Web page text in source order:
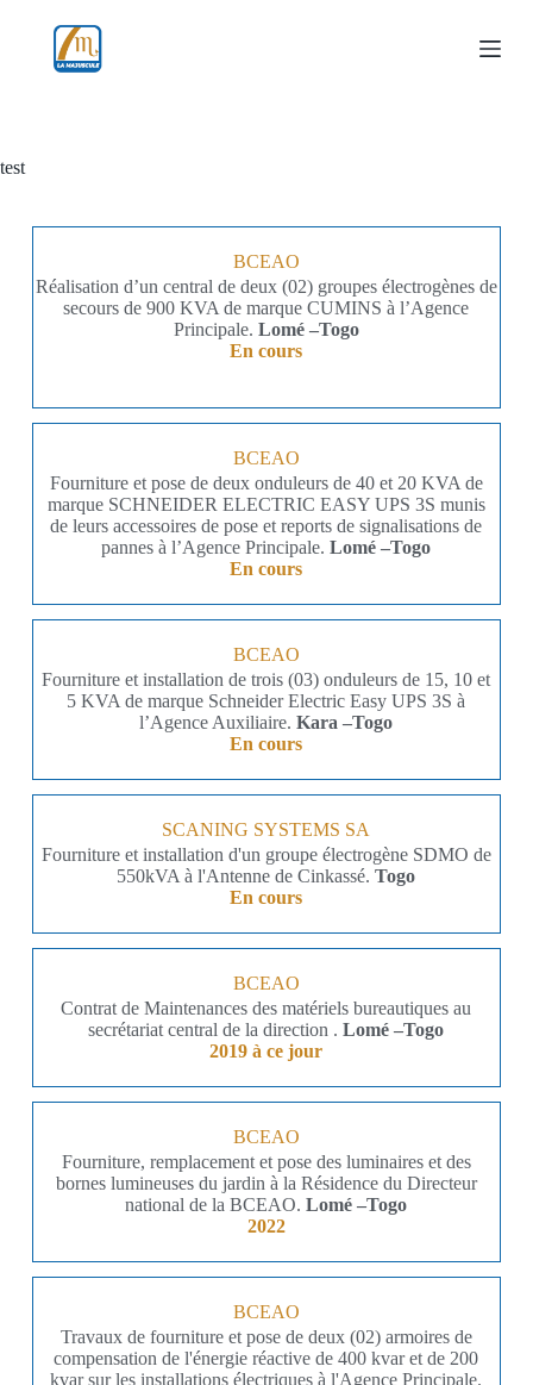
u
test
BCEAO
Réalisation d’un central de deux (02) groupes électrogènes de
secours de 900 KVA de marque CUMINS à l’Agence
Principale. Lomé –Togo
En cours
BCEAO
Fourniture et pose de deux onduleurs de 40 et 20 KVA de
marque SCHNEIDER ELECTRIC EASY UPS 3S munis
de leurs accessoires de pose et reports de signalisations de
pannes à l’Agence Principale. Lomé –Togo
En cours
BCEAO
Fourniture et installation de trois (03) onduleurs de 15, 10 et
5 KVA de marque Schneider Electric Easy UPS 3S à
l’Agence Auxiliaire. Kara –Togo
En cours
SCANING SYSTEMS SA
Fourniture et installation d'un groupe électrogène SDMO de
550kVA à l'Antenne de Cinkassé. Togo
En cours
BCEAO
Contrat de Maintenances des matériels bureautiques au
secrétariat central de la direction . Lomé –Togo
2019 à ce jour
BCEAO
Fourniture, remplacement et pose des luminaires et des
bornes lumineuses du jardin à la Résidence du Directeur
national de la BCEAO. Lomé –Togo
2022
BCEAO
Travaux de fourniture et pose de deux (02) armoires de
compensation de l'énergie réactive de 400 kvar et de 200
kvar sur les installations électriques à l'Agence Principale.